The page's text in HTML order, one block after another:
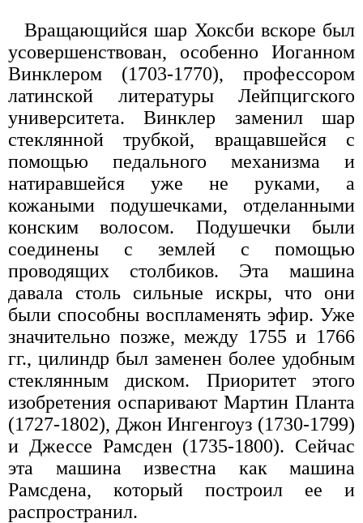
Вращающийся шар Хоксби вскоре был
усовершенствован, особенно Иоганном
Винклером (1703-1770), профессором
латинской литературы Лейпцигского
университета. Винклер заменил шар
стеклянной трубкой, вращавшейся с
помощью педального механизма и
натиравшейся уже не руками, а
кожаными подушечками, отделанными
конским волосом. Подушечки были
соединены с землей с помощью
проводящих столбиков. Эта машина
давала столь сильные искры, что они
были способны воспламенять эфир. Уже
значительно позже, между 1755 и 1766
гг., цилиндр был заменен более удобным
стеклянным диском. Приоритет этого
изобретения оспаривают Мартин Планта
(1727-1802), Джон Ингенгоуз (1730-1799)
и Джессе Рамсден (1735-1800). Сейчас
эта машина известна как машина
Рамсдена, который построил ее и
распространил.